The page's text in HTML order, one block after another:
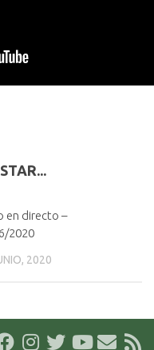
en directo –
2020
2020